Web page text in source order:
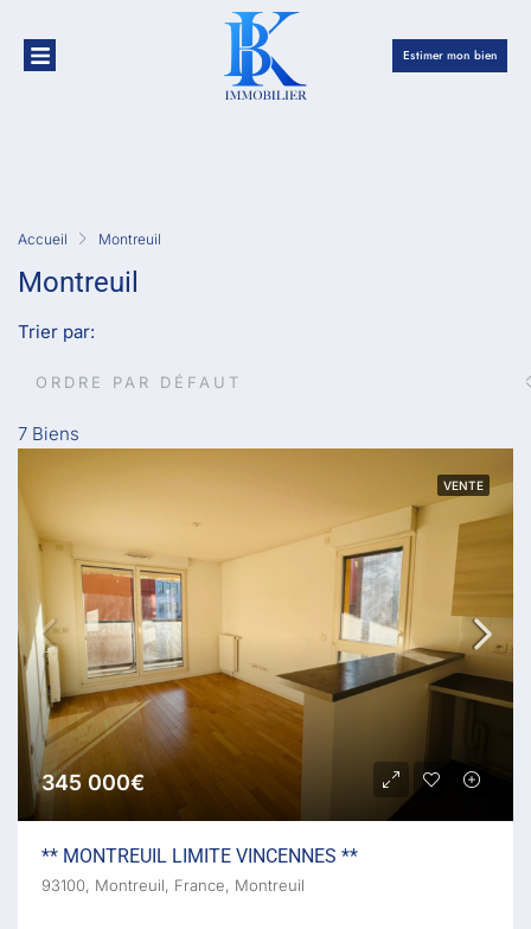
Estimer mon bien
Accueil Montreuil
Montreuil
7 Biens
Trier par:
ORDRE PAR DÉFAUT
VENTE
345 000€
** MONTREUIL LIMITE VINCENNES **
93100, Montreuil, France, Montreuil